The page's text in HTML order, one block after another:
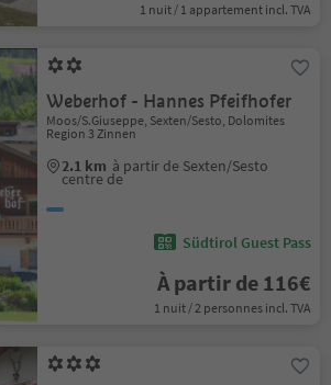
1 nuit / 1 appartement incl. TVA
Weberhof - Hannes Pfeifhofer
Moos/S.Giuseppe, Sexten/Sesto, Dolomites
Region 3 Zinnen
2.1 km à partir de Sexten/Sesto
centre de
Südtirol Guest Pass
À partir de 116€
1 nuit / 2 personnes incl. TVA